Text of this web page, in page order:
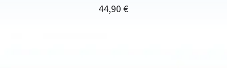
Prix
44,90 €